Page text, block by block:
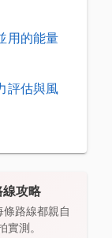
用的能量
評估與風
線攻略
路線都親自
測。